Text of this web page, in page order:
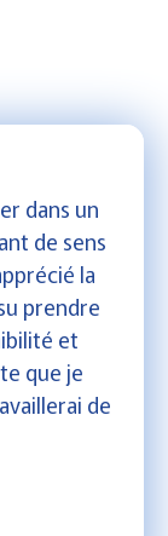
dans un
de sens
la
prendre
et
que je
de